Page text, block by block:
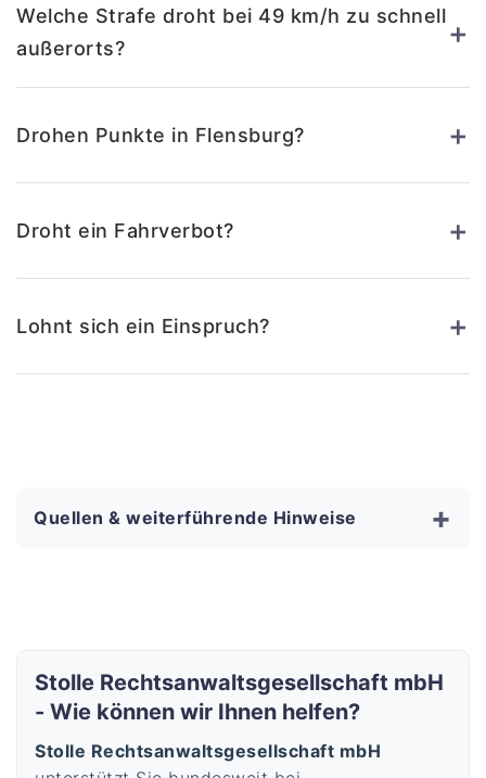
Welche Strafe droht bei 49 km/h zu schnell
außerorts?
+
Drohen Punkte in Flensburg? +
Droht ein Fahrverbot? +
Lohnt sich ein Einspruch? +
Quellen & weiterführende Hinweise +
Stolle Rechtsanwaltsgesellschaft mbH
- Wie können wir Ihnen helfen?
Stolle Rechtsanwaltsgesellschaft mbH